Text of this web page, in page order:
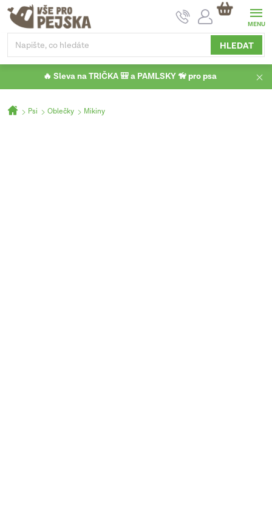
Přejít
obsah
HLEDAT
NÁKUPNÍ
KOŠÍK
🔥 Sleva na TRIČKA 🎒 a PAMLSKY 🦮 pro psa
Domů
Psi Oblečky Mikiny